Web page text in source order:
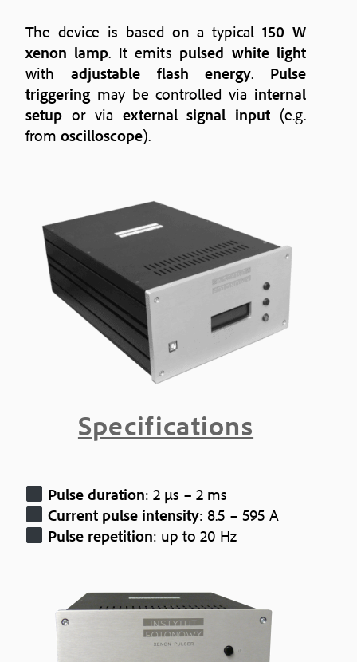
The device is based on a typical150 W
xenon lamp. It emits pulsed white light
with adjustable flash energy. Pulse
triggering may be controlled via internal
setup or via external signal input (e.g.
from oscilloscope).
Specifications
Pulse duration: 2 µs – 2 ms
Current pulse intensity: 8.5 – 595 A
Pulse repetition: up to 20 Hz